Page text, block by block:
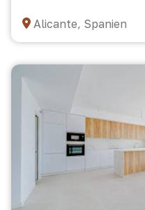
Alicante, Spanien